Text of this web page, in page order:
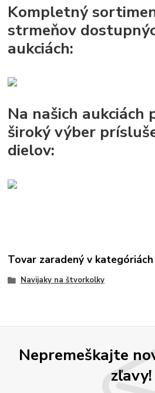
Kompletný
strmeňov
aukciách:
Na našich aukciách
široký výber
dielov:
Tovar zaradený v kategóriách
Navijaky na štvorkolky
Nepremeškajte
zľavy!